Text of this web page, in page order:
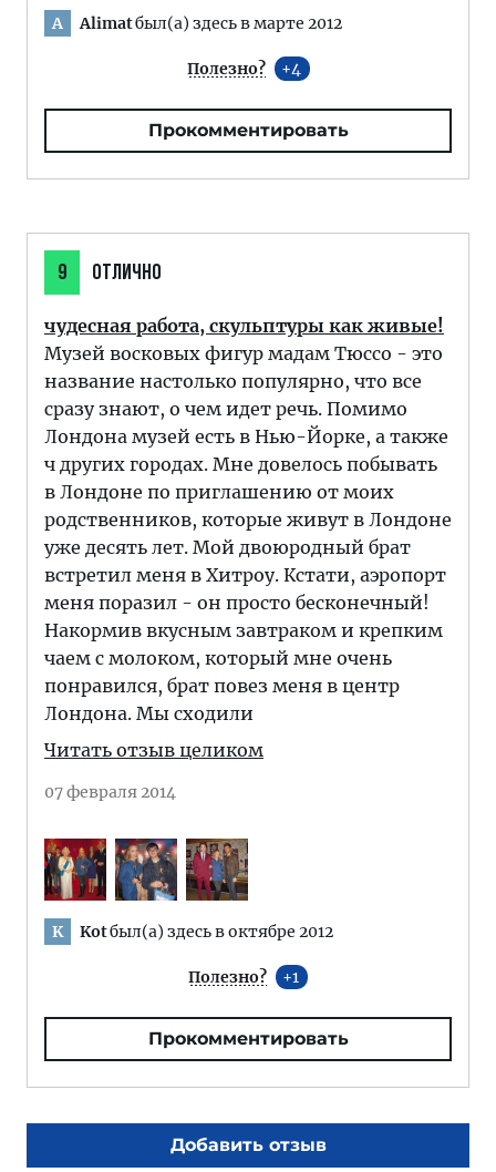
A Alimatбыл(а) здесь в марте 2012
Полезно? 4
Прокомментировать
9 ОТЛИЧНО
чудесная работа, скульптуры как живые!
Музей восковых фигур мадам Тюссо - это
название настолько популярно, что все
сразу знают, о чем идет речь. Помимо
Лондона музей есть в Нью-Йорке, а также
ч других городах. Мне довелось побывать
в Лондоне по приглашению от моих
родственников, которые живут в Лондоне
уже десять лет. Мой двоюродный брат
встретил меня в Хитроу. Кстати, аэропорт
меня поразил - он просто бесконечный!
Накормив вкусным завтраком и крепким
чаем с молоком, который мне очень
понравился, брат повез меня в центр
Лондона. Мы сходили
Читать отзыв целиком
07 февраля 2014
K Kotбыл(а) здесь в октябре 2012
Полезно? 1
Прокомментировать
Добавить отзыв